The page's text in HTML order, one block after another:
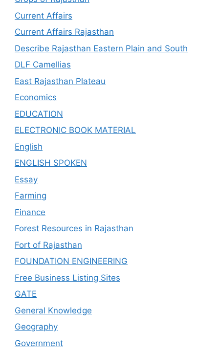
Current Affairs
Current Affairs Rajasthan
Describe Rajasthan Eastern Plain and South
DLF Camellias
East Rajasthan Plateau
Economics
EDUCATION
ELECTRONIC BOOK MATERIAL
English
ENGLISH SPOKEN
Essay
Farming
Finance
Forest Resources in Rajasthan
Fort of Rajasthan
FOUNDATION ENGINEERING
Free Business Listing Sites
GATE
General Knowledge
Geography
Government